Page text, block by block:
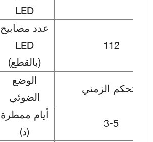
LED
عدد مصابيح
LED
(بالقطع)
112
الوضع
الضوئي
التحكم الزمني
أيام ممطرة
(د)
3-5